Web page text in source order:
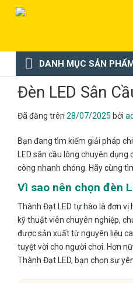
Chuyển
dung
DANH MỤC SẢN
Đèn LED Sân
Đã đăng trên 28/07/2025 bởi
Bạn đang tìm kiếm giải pháp
LED sân cầu lông chuyên dụng
công nhanh chóng. Hãy cùng
Vì sao nên chọn đèn
Thành Đạt LED tự hào là đơn vị
kỹ thuật viên chuyên nghiệp,
được sản xuất từ nguyên liệu
tuyệt vời cho người chơi. Hơn
Thành Đạt LED, bạn chọn sự